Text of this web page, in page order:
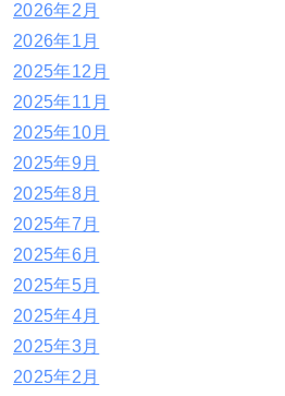
2026年2月
2026年1月
2025年12月
2025年11月
2025年10月
2025年9月
2025年8月
2025年7月
2025年6月
2025年5月
2025年4月
2025年3月
2025年2月